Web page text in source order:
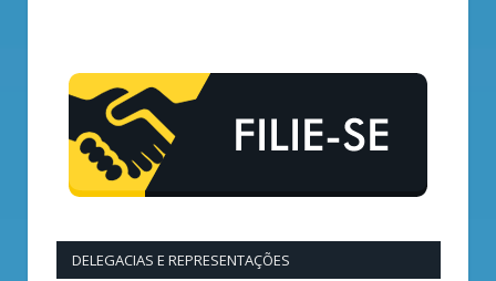
DELEGACIAS E REPRESENTAÇÕES